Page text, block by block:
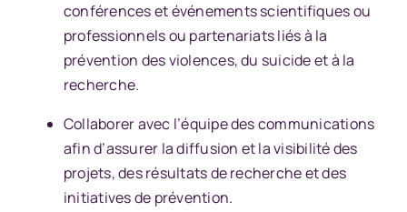
conférences et événements scientifiques ou
professionnels ou partenariats liés à la
prévention des violences, du suicide et à la
recherche.
Collaborer avec l’équipe des communications
afin d’assurer la diffusion et la visibilité des
projets, des résultats de recherche et des
initiatives de prévention.